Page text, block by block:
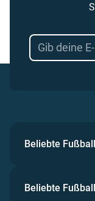
Beliebte
Beliebte